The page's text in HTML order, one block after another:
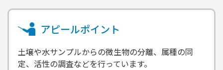
アピールポイント
土壌や水サンプルからの微生物の分離、属種の同
定、活性の調査などを行っています。